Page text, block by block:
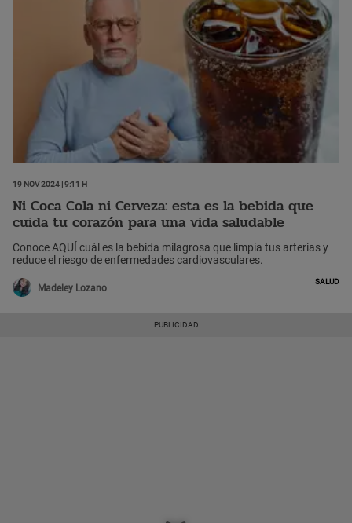
19 Nov 2024 | 9:11 h
Ni Coca Cola ni Cerveza: esta es la bebida que
cuida tu corazón para una vida saludable
Conoce AQUÍ cuál es la bebida milagrosa que limpia tus arterias y
reduce el riesgo de enfermedades cardiovasculares.
Madeley Lozano
Salud